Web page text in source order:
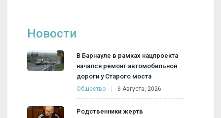
Новости
В Барнауле в рамках нацпроекта
начался ремонт автомобильной
дороги у Старого моста
Общество 6 Августа, 2026
Родственники жертв